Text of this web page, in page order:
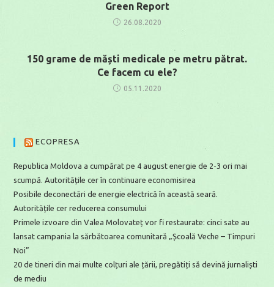
Green Report
26.08.2020
150 grame de măști medicale pe metru pătrat.
Ce facem cu ele?
05.11.2020
ECOPRESA
Republica Moldova a cumpărat pe 4 august energie de 2-3 ori mai
scumpă. Autoritățile cer în continuare economisirea
Posibile deconectări de energie electrică în această seară.
Autoritățile cer reducerea consumului
Primele izvoare din Valea Molovateț vor fi restaurate: cinci sate au
lansat campania la sărbătoarea comunitară „Școală Veche – Timpuri
Noi”
20 de tineri din mai multe colțuri ale țării, pregătiți să devină jurnaliști
de mediu